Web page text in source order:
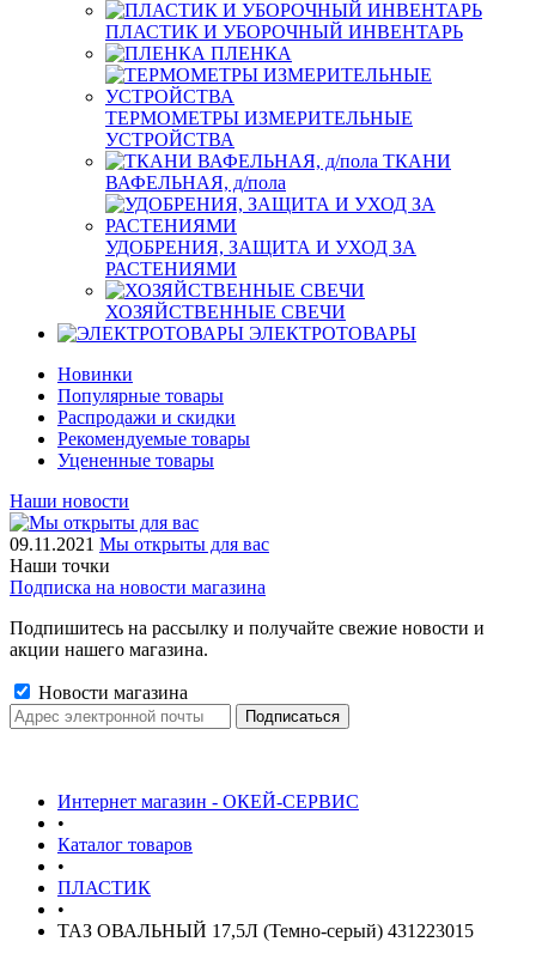
ПЛАСТИК И УБОРОЧНЫЙ ИНВЕНТАРЬ
ПЛЕНКА
ТЕРМОМЕТРЫ ИЗМЕРИТЕЛЬНЫЕ
УСТРОЙСТВА
ТКАНИ
ВАФЕЛЬНАЯ, д/пола
УДОБРЕНИЯ, ЗАЩИТА И УХОД ЗА
РАСТЕНИЯМИ
ХОЗЯЙСТВЕННЫЕ СВЕЧИ
ЭЛЕКТРОТОВАРЫ
Новинки
Популярные товары
Распродажи и скидки
Рекомендуемые товары
Уцененные товары
Наши новости
09.11.2021 Мы открыты для вас
Наши точки
Подписка на новости магазина
Подпишитесь на рассылку и получайте свежие новости и
акции нашего магазина.
Новости магазина
Интернет магазин - ОКЕЙ-СЕРВИС
•
Каталог товаров
•
ПЛАСТИК
•
ТАЗ ОВАЛЬНЫЙ 17,5Л (Темно-серый) 431223015